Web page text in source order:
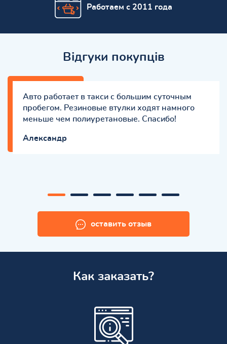
Работаем с 2011 года
Відгуки покупців
Авто работает в такси с большим суточным
пробегом. Резиновые втулки ходят намного
меньше чем полиуретановые. Спасибо!
Александр
оставить отзыв
Как заказать?